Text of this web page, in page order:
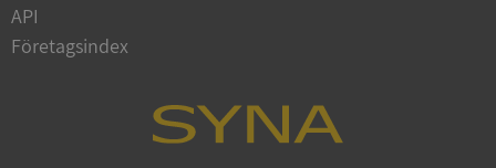
API
Företagsindex
CookieScriptConsent
CookieScript
.syna.se